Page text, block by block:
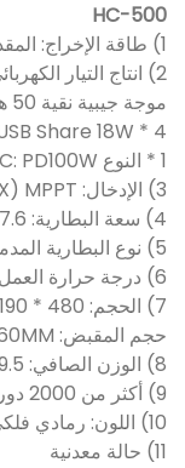
HC-500
1) طاقة الإخراج: المقدرة 1500W الذروة 3000W
2) انتاج التيار الكهربائي: AC100-110V / 220-240V
موجة جيبية نقية 50 هرتز / 60 هرتز
4 * USB: 5V / 2A ، 9V / 2A ، 12V / 1.5A 2 USB Share 18W
1 * النوع C: PD100W
3) الإدخال: DC 12-30V 200W (MAX) MPPT
4) سعة البطارية: 1497.6 واط ساعة
5) نوع البطارية المدمج: بطارية LiFePO4
6) درجة حرارة العمل: 0 -40 ℃.
7) الحجم: 480 * 190 * 190 مم
حجم المقبض: H47mm ، L160MM
8) الوزن الصافي: 19.5 كجم
9) أكثر من 2000 دورة مرة
10) اللون: رمادي فلكي
11) حالة معدنية